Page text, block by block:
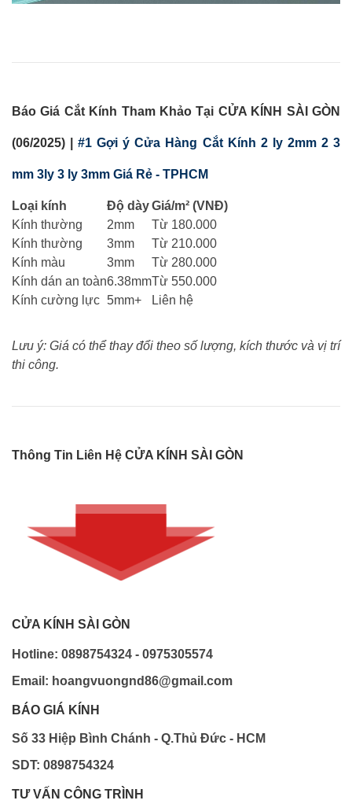
Báo Giá Cắt Kính Tham Khảo Tại CỬA KÍNH SÀI GÒN
(06/2025) |#1 Gợi ý Cửa Hàng Cắt Kính 2 ly 2mm 2 3
mm 3ly 3 ly 3mm Giá Rẻ - TPHCM
Loại kính Độ dàyGiá/m² (VNĐ)
Kính thường
2mm
Từ 180.000
Kính thường
3mm
Từ 210.000
Kính màu
3mm
Từ 280.000
Kính dán an toàn6.38mmTừ 550.000
Kính cường lực 5mm+ Liên hệ
Lưu ý: Giá có thể thay đổi theo số lượng, kích thước và vị trí
thi công.
Thông Tin Liên Hệ CỬA KÍNH SÀI GÒN
CỬA KÍNH SÀI GÒN
Hotline: 0898754324 - 0975305574
Email: hoangvuongnd86@gmail.com
BÁO GIÁ KÍNH
Số 33 Hiệp Bình Chánh - Q.Thủ Đức - HCM
SDT: 0898754324
TƯ VẤN CÔNG TRÌNH